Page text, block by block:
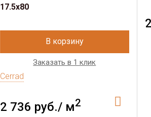
17.5x80
В корзину
Заказать в 1 клик
Cerrad
2 736 руб./ м2